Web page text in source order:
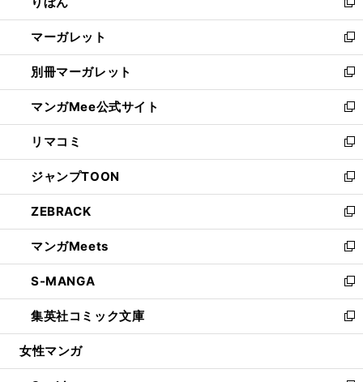
開
く
ド
ウ
で
開
く
ィ
ン
ド
ウ
で
開
く
新
し
い
ウ
ィ
ン
ド
ウ
で
開
く
マーガレット
新
し
い
ウ
ィ
ン
ド
ウ
で
開
く
別冊マーガレット
新
し
い
ウ
ィ
ン
ド
ウ
で
開
く
マンガMee公式サイト
新
し
い
ウ
ィ
ン
ド
ウ
で
開
く
リマコミ
新
し
い
ウ
ィ
ン
ド
ウ
で
開
く
ジャンプTOON
新
し
い
ウ
ィ
ン
ド
ウ
で
開
ZEBRACK
新
し
い
ウ
ィ
ン
ド
ウ
開
マンガMeets
新
し
い
ウ
ィ
ン
ウ
S-MANGA
新
し
い
ウ
ン
集英社コミック文庫
新
し
ウ
女性マンガ